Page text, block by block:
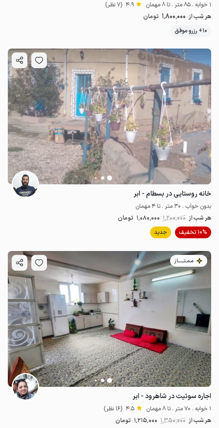
1 خوابه . 85 متر . تا 8 مهمان 4.9 (7 نظر)
هر شب از 1٬800٬000 تومان
10+ رزرو موفق
خانه روستایی در بسطام - ابر
بدون خواب . 30 متر . تا 4 مهمان
هر شب از 1٬200٬000 1٬080٬000 تومان
10% تخفیف
جدید
مـمـتــــــاز
اجاره سوئیت در شاهرود - ابر
1 خوابه . 70 متر . تا 8 مهمان 4.5 (16 نظر)
هر شب از 1٬350٬000 1٬215٬000 تومان